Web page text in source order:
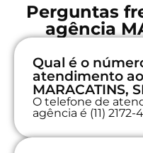
Perguntas
agência
Qual é o
atendimento
MARACATINS,
O telefone de
agência é (11) 2172-